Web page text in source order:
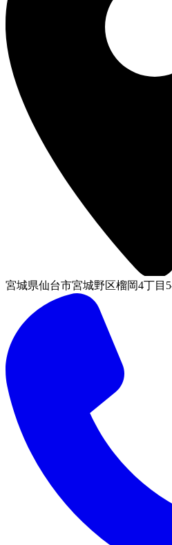
宮城県仙台市宮城野区榴岡4丁目